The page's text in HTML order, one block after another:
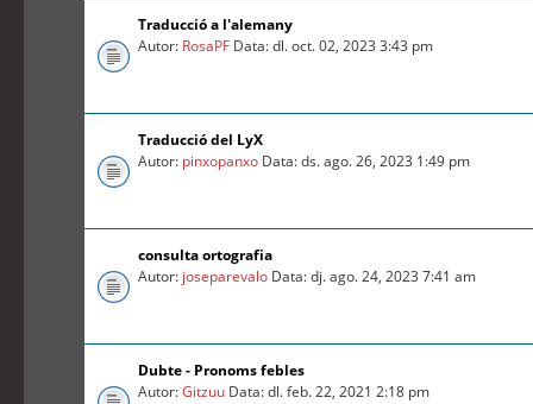
Traducció a l'alemany
Autor: RosaPF Data: dl. oct. 02, 2023 3:43 pm
Traducció del LyX
Autor: pinxopanxo Data: ds. ago. 26, 2023 1:49 pm
consulta ortografia
Autor: joseparevalo Data: dj. ago. 24, 2023 7:41 am
Dubte - Pronoms febles
Autor:Gitzuu Data: dl. feb. 22, 2021 2:18 pm